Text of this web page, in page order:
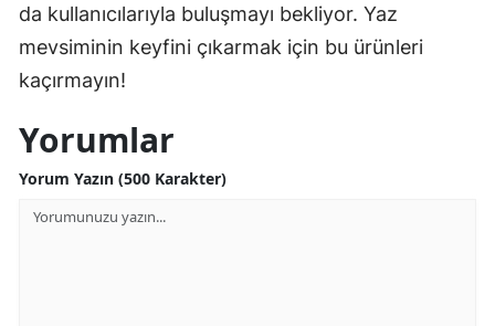
da kullanıcılarıyla buluşmayı bekliyor. Yaz
mevsiminin keyfini çıkarmak için bu ürünleri
kaçırmayın!
Yorumlar
Yorum Yazın (500 Karakter)